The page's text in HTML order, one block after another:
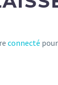
connecté